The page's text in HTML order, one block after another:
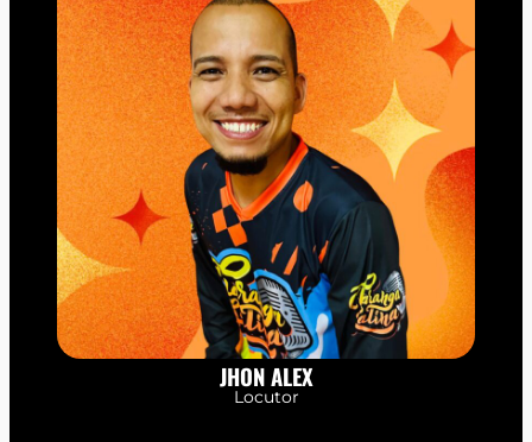
JHON ALEX
Locutor